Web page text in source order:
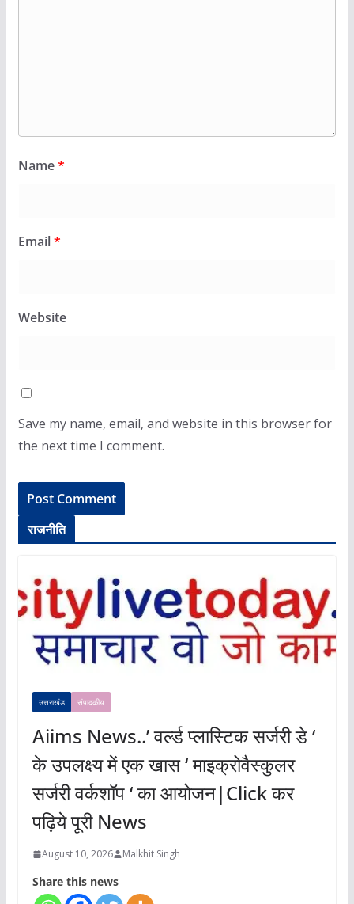
Name*
Email*
Website
Save my name, email, and website in this browser for
the next time I comment.
राजनीति
उत्तराखंड संपादकीय
Aiims News..’ वर्ल्ड प्लास्टिक सर्जरी डे ‘
के उपलक्ष्य में एक खास ‘ माइक्रोवैस्कुलर
सर्जरी वर्कशॉप ‘ का आयोजन|Click कर
पढ़िये पूरी News
August 10, 2026 Malkhit Singh
Share this news